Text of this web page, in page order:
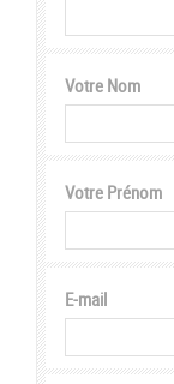
Votre Nom
Votre Prénom
E-mail